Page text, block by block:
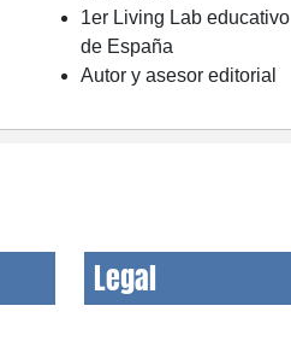
1er Living Lab educativo
de España
Autor y asesor editorial
Legal